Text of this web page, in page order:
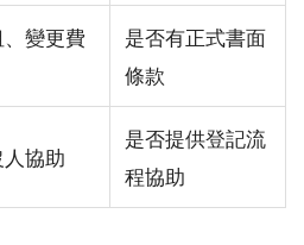
變更費
是否有正式書面
條款
協助
是否提供登記流
程協助